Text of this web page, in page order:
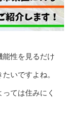
能性を見るだけ
いですよね。
ては住みにく